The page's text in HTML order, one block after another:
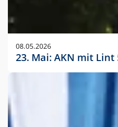
08.05.2026
23. Mai: AKN mit